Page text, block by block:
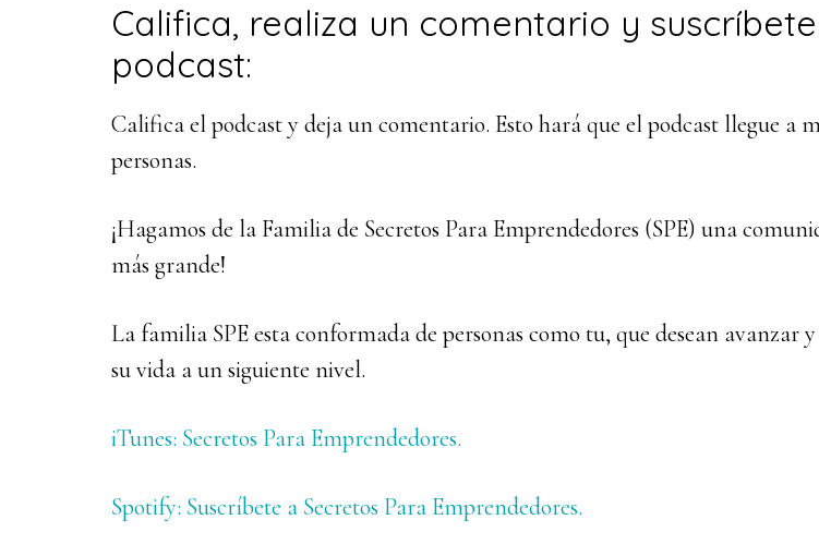
Califica, realiza un comentario y
podcast:
Califica el podcast y deja un comentario. Esto hará que el podcast llegue a
personas.
¡Hagamos de la Familia de Secretos Para Emprendedores (SPE) una
más grande!
La familia SPE esta conformada de personas como tu, que desean avanzar
su vida a un siguiente nivel.
iTunes: Secretos Para Emprendedores.
Spotify: Suscríbete a Secretos Para Emprendedores.